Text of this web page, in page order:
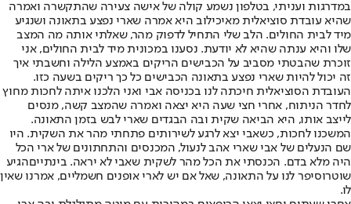
במדרגות ועניתי, בטלפון נשמע קולה של אישה צעירה שהתקשרה ואמרה
שהיא עובדת סוציאלית מאיכילוב היא אמרה שארי נפצע בתאונה ושנגיע
מיד לבית החולים. הלב שלי התחיל לדפוק מהר, שאלתי אותה מה המצב
שלו והיא ענתה שהיא לא יודעת. נסענו במכונית מיד לבית החולים, אני
זוכרת שהבטתי מסביב על הכבישים הריקים באמצע הלילה וחשבתי איך
זה יכול להיות שארי נפצע בתאונה הכבישים כל כך ריקים בשעה כזו.
העובדת הסוציאלית חיכתה לנו בכניסה אבי ואני הלכנו איתה לחכות מחוץ
לחדר הניתוח, אחרי חצי שעה היא יצאה ואמרה שהמצב קשה, מנסים
לייצב אותו, היא הביאה שקית ובה הבגדים שארי לבש בזמן התאונה.
המשכנו לחכות, כשאבי יצא לרגע לשירותים פתחתי מהר את השקית. היו
שם הנעלים של אבי שארי אהב לנעול, המכנסים והתחתונים של ארי הכל
היה מלא בדם. הכנסתי את הכל מהר לשקית שאבי לא יראה. בינתייםהגיע
שוטרוסיפר לנו על התאונה, שאל אם יש לארי אופנים חשמליים, אמרנו שאין
לו.